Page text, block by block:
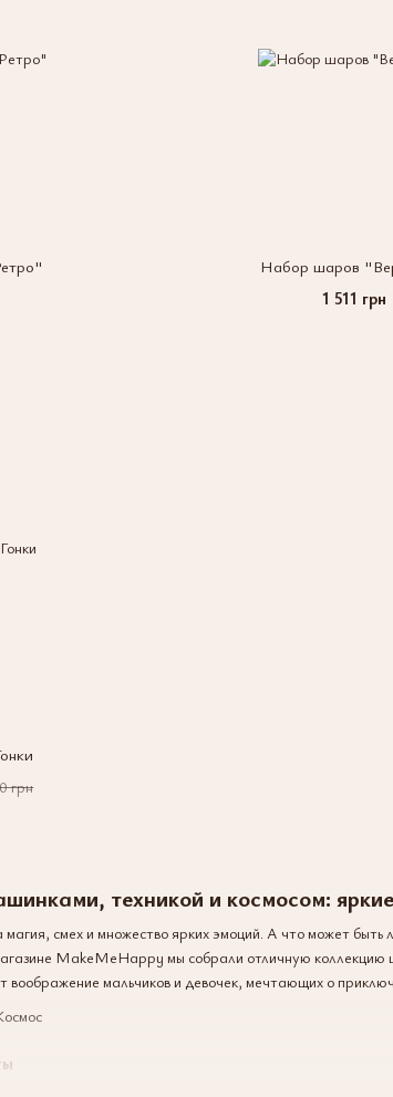
техникой и космосом:
магия, смех и множество ярких эмоций. А что может
MakeMeHappy мы собрали отличную
воображение мальчиков и девочек, мечтающих о
Набор шаров
1 511 грн
грн